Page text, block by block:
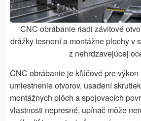
CNC obrábanie riadi závitové
drážky tesnení a montážne plochy v
z nehrdzavejúcej
CNC obrábanie je kľúčové pre
umiestnenie otvorov, usadení
montážnych plôch a spojovacích
vlastnosti nepresné, upínač môže